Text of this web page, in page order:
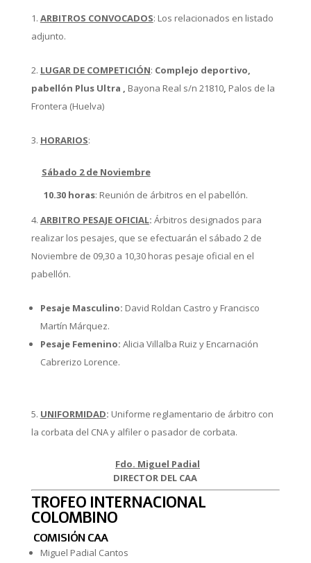
ARBITROS CONVOCADOS: Los relacionados en listado
adjunto.
LUGAR DE COMPETICIÓN: Complejo deportivo,
pabellón Plus Ultra , Bayona Real s/n 21810, Palos de la
Frontera (Huelva)
HORARIOS:
Sábado 2 de Noviembre
10.30 horas: Reunión de árbitros en el pabellón.
ARBITRO PESAJE OFICIAL: Árbitros designados para
realizar los pesajes, que se efectuarán el sábado 2 de
Noviembre de 09,30 a 10,30 horas pesaje oficial en el
pabellón.
Pesaje Masculino: David Roldan Castro y Francisco
Martín Márquez.
Pesaje Femenino: Alicia Villalba Ruiz y Encarnación
Cabrerizo Lorence.
UNIFORMIDAD: Uniforme reglamentario de árbitro con
la corbata del CNA y alfiler o pasador de corbata.
Fdo. Miguel Padial
DIRECTOR DEL CAA
TROFEO INTERNACIONAL
COLOMBINO
COMISIÓN CAA
Miguel Padial Cantos